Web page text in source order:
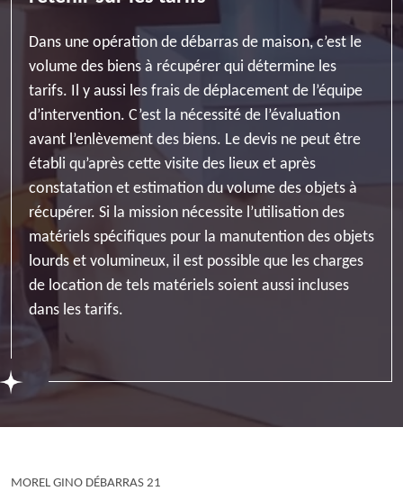
Dans une opération de débarras de maison, c’est le
volume des biens à récupérer qui détermine les
tarifs. Il y aussi les frais de déplacement de l’équipe
d’intervention. C’est la nécessité de l’évaluation
avant l’enlèvement des biens. Le devis ne peut être
établi qu’après cette visite des lieux et après
constatation et estimation du volume des objets à
récupérer. Si la mission nécessite l’utilisation des
matériels spécifiques pour la manutention des objets
lourds et volumineux, il est possible que les charges
de location de tels matériels soient aussi incluses
dans les tarifs.
MOREL GINO DÉBARRAS 21